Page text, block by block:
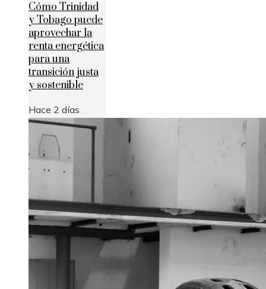
Cómo Trinidad
y Tobago puede
aprovechar la
renta energética
para una
transición justa
y sostenible
Hace 2 días